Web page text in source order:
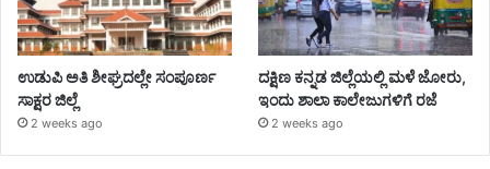
ಉಡುಪಿ ಅತಿ ಶೀಘ್ರದಲ್ಲೇ ಸಂಪೂರ್ಣ
ಸಾಕ್ಷರ ಜಿಲ್ಲೆ
2 weeks ago
ದಕ್ಷಿಣ ಕನ್ನಡ ಜಿಲ್ಲೆಯಲ್ಲಿ ಮಳೆ ಜೋರು,
ಇಂದು ಶಾಲಾ ಕಾಲೇಜುಗಳಿಗೆ ರಜೆ
2 weeks ago